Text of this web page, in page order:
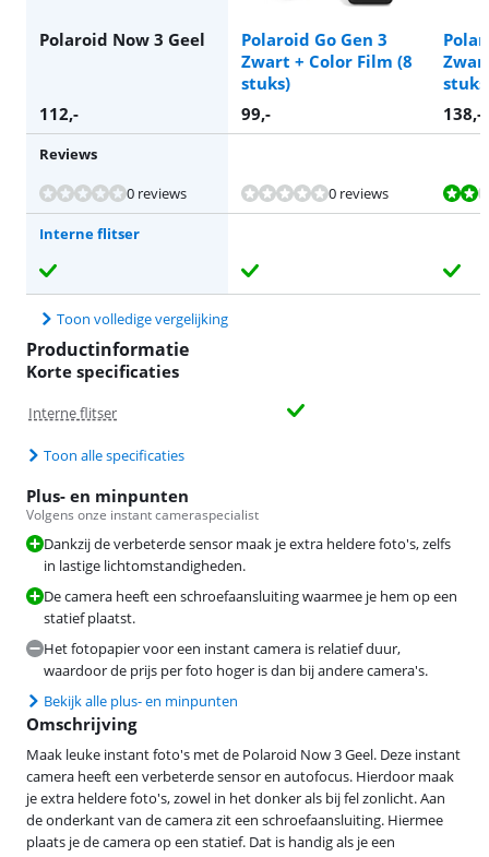
Polaroid Now 3 Geel
Polaroid Go Gen 3
Zwart + Color Film (8
stuks)
112,- 99,- 138,-
Reviews
0 reviews
0 reviews
Beoordeling is 4,0 van de 10, gebaseerd op 1 review.
Interne flitser
Toon volledige vergelijking
Productinformatie
Korte specificaties
Interne flitser
Toon alle specificaties
Plus- en minpunten
Volgens onze instant cameraspecialist
Dankzij de verbeterde sensor maak je extra heldere foto's, zelfs
in lastige lichtomstandigheden.
De camera heeft een schroefaansluiting waarmee je hem op een
statief plaatst.
Het fotopapier voor een instant camera is relatief duur,
waardoor de prijs per foto hoger is dan bij andere camera's.
Bekijk alle plus- en minpunten
Omschrijving
Maak leuke instant foto's met de Polaroid Now 3 Geel. Deze instant
camera heeft een verbeterde sensor en autofocus. Hierdoor maak
je extra heldere foto's, zowel in het donker als bij fel zonlicht. Aan
de onderkant van de camera zit een schroefaansluiting. Hiermee
plaats je de camera op een statief. Dat is handig als je een